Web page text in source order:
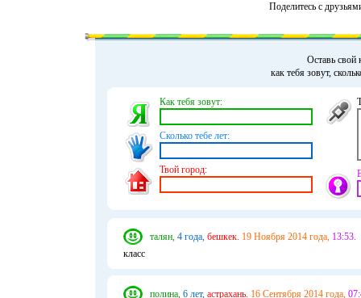
Поделитесь с
Оставь свой
как тебя зовут,
Как тебя зовут:
Сколько тебе лет:
Твой город:
талян, 4 года, бешкек. 19 Ноября 2014 года, 13:53.
класс
полина, 6 лет, астрахань. 16 Сентября 2014 года,